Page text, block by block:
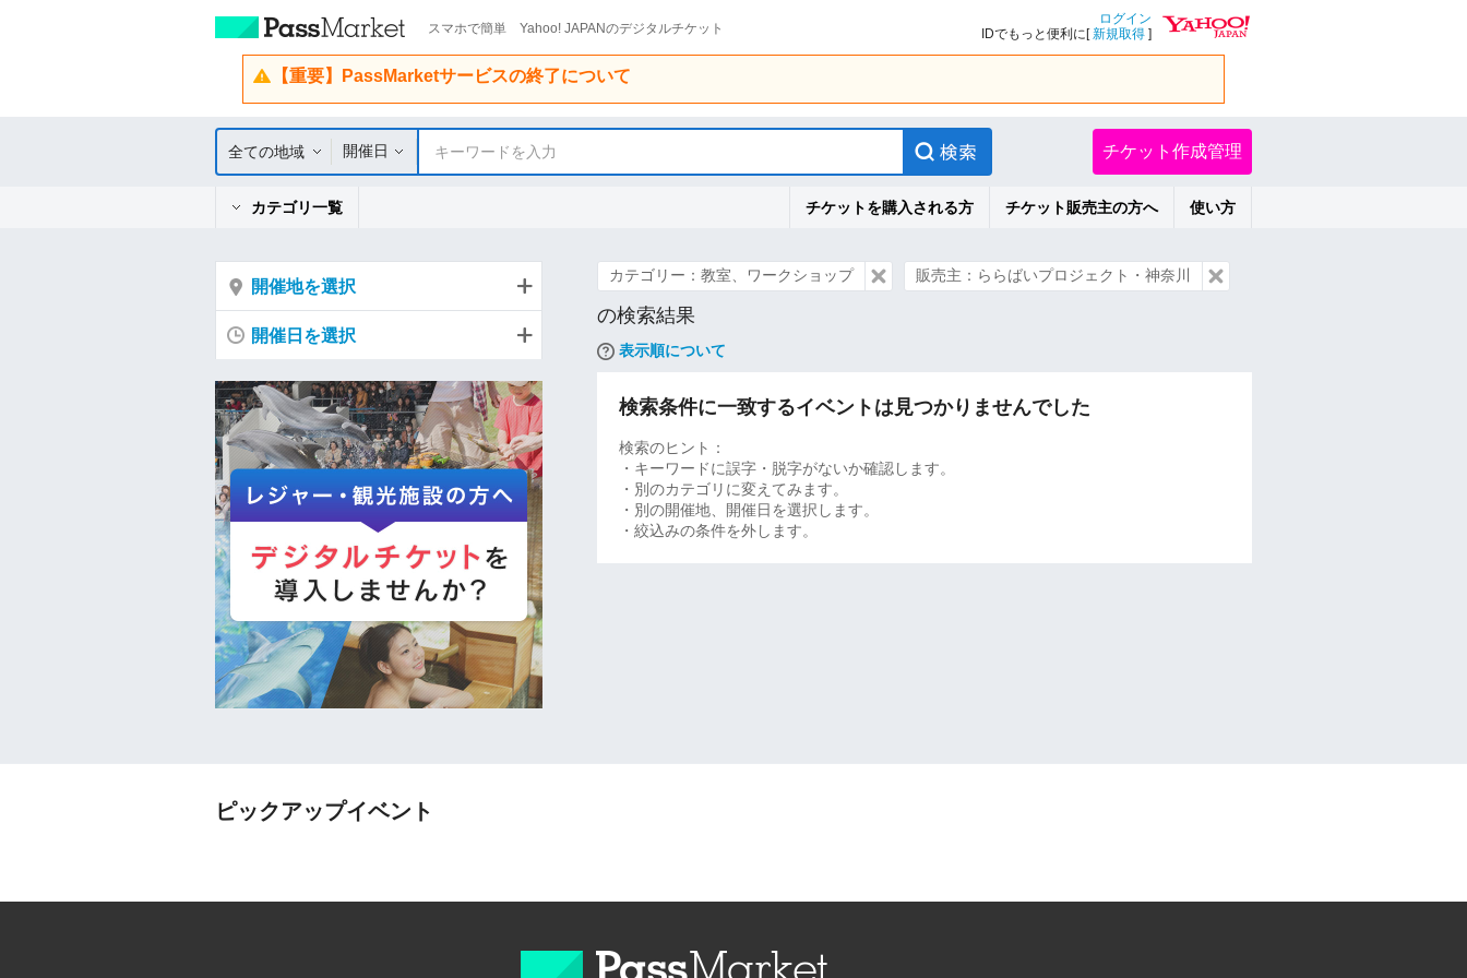
スマホで簡単 Yahoo! JAPANのデジタルチケット
ログイン
IDでもっと便利に[新規取得 ]
【重要】PassMarketサービスの終了について
全ての地域 開催日 キーワードを入力 チケット作成管理
カテゴリ一覧 チケットを購入される方 チケット販売主の方へ 使い方
カテゴリー：教室、ワークショップ 販売主：ららばいプロジェクト・神奈川
の検索結果
表示順について
検索条件に一致するイベントは見つかりませんでした
検索のヒント：
・キーワードに誤字・脱字がないか確認します。
・別のカテゴリに変えてみます。
・別の開催地、開催日を選択します。
・絞込みの条件を外します。
開催地を選択
開催日を選択
ピックアップイベント